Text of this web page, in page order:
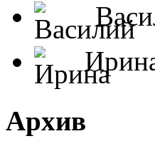
Архив